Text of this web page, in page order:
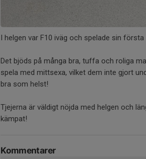
I helgen var F10 iväg och spelade sin
Det bjöds på många bra, tuffa och roliga
spela med mittsexa, vilket dem inte gjort
bra som helst!
Tjejerna är väldigt nöjda med helgen och
kämpat!
Kommentarer